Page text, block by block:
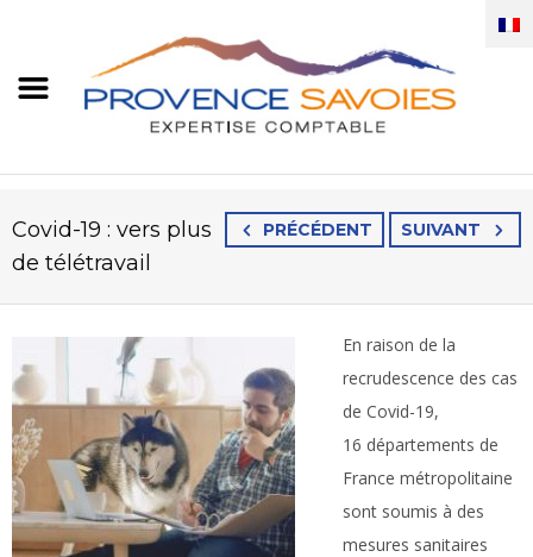
PRÉCÉDENT SUIVANT
Covid-19 : vers plus
de télétravail
En raison de la
recrudescence des cas
de Covid-19,
16 départements de
France métropolitaine
sont soumis à des
mesures sanitaires